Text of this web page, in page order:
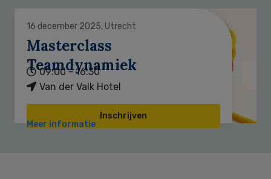
16 december 2025, Utrecht
Masterclass
Teamdynamiek
09:00 - 16:30
Van der Valk Hotel
Inschrijven
Meer informatie